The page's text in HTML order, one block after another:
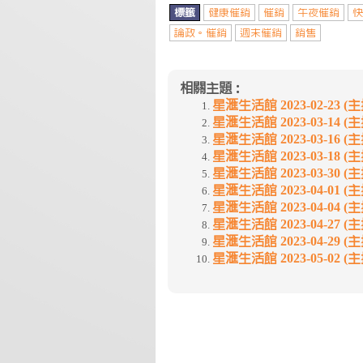
標籤 健康催銷 催銷 午夜催銷
論政。催銷
週末催銷 銷售
相關主題：
星滙生活館 2023-02-23 (
星滙生活館 2023-03-14 (
星滙生活館 2023-03-16 (
星滙生活館 2023-03-18 (
星滙生活館 2023-03-30 (
星滙生活館 2023-04-01 (
星滙生活館 2023-04-04 (
星滙生活館 2023-04-27 (
星滙生活館 2023-04-29 (
星滙生活館 2023-05-02 (